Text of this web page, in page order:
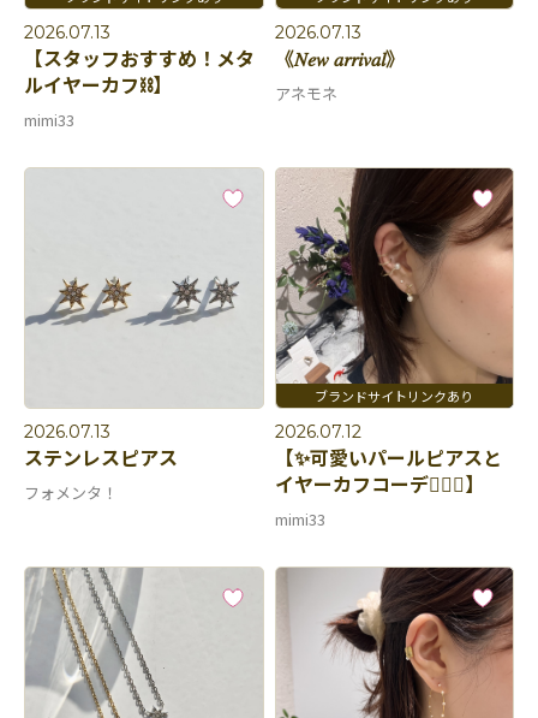
2026.07.13
【スタッフおすすめ！メタ
ルイヤーカフ⛓️】
mimi33
2026.07.13
《𝑁𝑒𝑤 𝑎𝑟𝑟𝑖𝑣𝑎𝑙》
アネモネ
2026.07.13
ステンレスピアス
フォメンタ！
2026.07.12
【✨可愛いパールピアスと
イヤーカフコーデ👂🏻💛】
mimi33